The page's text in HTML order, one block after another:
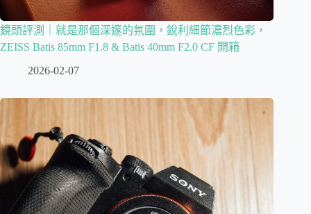
鏡頭評測｜就是那個深邃的氛圍，銳利細節濃烈色彩，
ZEISS Batis 85mm F1.8 & Batis 40mm F2.0 CF 開箱
2026-02-07